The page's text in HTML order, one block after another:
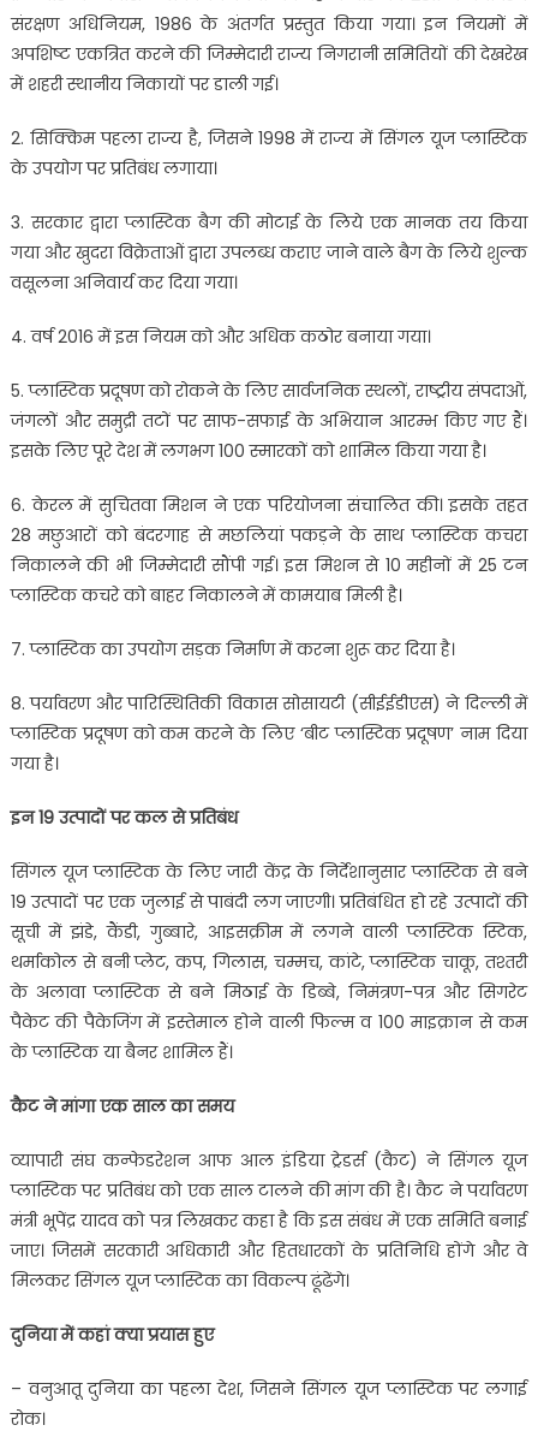
संरक्षण अधिनियम, 1986 के अंतर्गत प्रस्तुत किया गया। इन नियमों में
अपशिष्ट एकत्रित करने की जिम्मेदारी राज्य निगरानी समितियों की देखरेख
में शहरी स्थानीय निकायों पर डाली गई।
2. सिक्किम पहला राज्य है, जिसने 1998 में राज्य में सिंगल यूज प्लास्टिक
के उपयोग पर प्रतिबंध लगाया।
3. सरकार द्वारा प्लास्टिक बैग की मोटाई के लिये एक मानक तय किया
गया और खुदरा विक्रेताओं द्वारा उपलब्ध कराए जाने वाले बैग के लिये शुल्क
वसूलना अनिवार्य कर दिया गया।
4. वर्ष 2016 में इस नियम को और अधिक कठोर बनाया गया।
5. प्लास्टिक प्रदूषण को रोकने के लिए सार्वजनिक स्थलों, राष्ट्रीय संपदाओं,
जंगलों और समुद्री तटों पर साफ-सफाई के अभियान आरम्भ किए गए हैं।
इसके लिए पूरे देश में लगभग 100 स्मारकों को शामिल किया गया है।
6. केरल में सुचितवा मिशन ने एक परियोजना संचालित की। इसके तहत
28 मछुआरों को बंदरगाह से मछलियां पकड़ने के साथ प्लास्टिक कचरा
निकालने की भी जिम्मेदारी सौंपी गई। इस मिशन से 10 महीनों में 25 टन
प्लास्टिक कचरे को बाहर निकालने में कामयाब मिली है।
7. प्लास्टिक का उपयोग सड़क निर्माण में करना शुरू कर दिया है।
8. पर्यावरण और पारिस्थितिकी विकास सोसायटी (सीईईडीएस) ने दिल्ली में
प्लास्टिक प्रदूषण को कम करने के लिए ‘बीट प्लास्टिक प्रदूषण’ नाम दिया
गया है।
इन 19 उत्पादों पर कल से प्रतिबंध
सिंगल यूज प्लास्टिक के लिए जारी केंद्र के निर्देशानुसार प्लास्टिक से बने
19 उत्पादों पर एक जुलाई से पाबंदी लग जाएगी। प्रतिबंधित हो रहे उत्पादों की
सूची में झंडे, कैंडी, गुब्बारे, आइसक्रीम में लगने वाली प्लास्टिक स्टिक,
थर्माकोल से बनी प्लेट, कप, गिलास, चम्मच, कांटे, प्लास्टिक चाकू, तश्तरी
के अलावा प्लास्टिक से बने मिठाई के डिब्बे, निमंत्रण-पत्र और सिगरेट
पैकेट की पैकेजिंग में इस्तेमाल होने वाली फिल्म व 100 माइक्रान से कम
के प्लास्टिक या बैनर शामिल हैं।
कैट ने मांगा एक साल का समय
व्यापारी संघ कन्फेडरेशन आफ आल इंडिया ट्रेडर्स (कैट) ने सिंगल यूज
प्लास्टिक पर प्रतिबंध को एक साल टालने की मांग की है। कैट ने पर्यावरण
मंत्री भूपेंद्र यादव को पत्र लिखकर कहा है कि इस संबंध में एक समिति बनाई
जाए। जिसमें सरकारी अधिकारी और हितधारकों के प्रतिनिधि होंगे और वे
मिलकर सिंगल यूज प्लास्टिक का विकल्प ढूंढेंगे।
दुनिया में कहां क्या प्रयास हुए
– वनुआतू दुनिया का पहला देश, जिसने सिंगल यूज प्लास्टिक पर लगाई
रोक।